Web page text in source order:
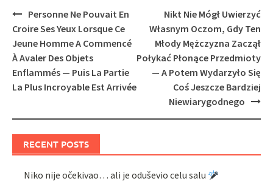
Post
navigation
Personne Ne Pouvait En
Croire Ses Yeux Lorsque Ce
Jeune Homme A Commencé
À Avaler Des Objets
Enflammés — Puis La Partie
La Plus Incroyable Est Arrivée
Nikt Nie Mógł Uwierzyć
Własnym Oczom, Gdy Ten
Młody Mężczyzna Zaczął
Połykać Płonące Przedmioty
— A Potem Wydarzyło Się
Coś Jeszcze Bardziej
Niewiarygodnego
RECENT POSTS
Niko nije očekivao… ali je oduševio celu salu